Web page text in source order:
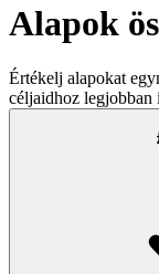
Alapok
Értékelj alapokat
céljaidhoz legjobban